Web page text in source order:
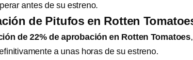
antes de su estreno.
de Pitufos en Rotten
de 22% de aprobación en Rotten Tomatoes
a unas horas de su estreno.